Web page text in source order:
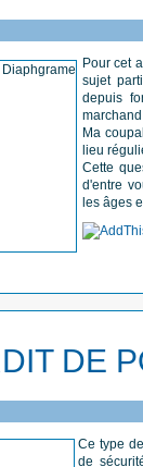
Pour cet
sujet
depuis
Ma
lieu
Cette
d'entre
les âges
DE
Ce type
de